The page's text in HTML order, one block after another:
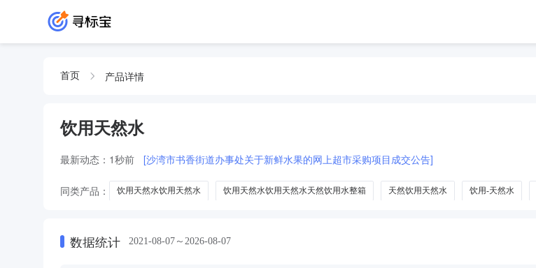
首页 产品详情
饮用天然水
最新动态： 1秒前 [沙湾市书香街道办事处关于新鲜水果的网上超市采购项目成交公告]
同类产品： 饮用天然水饮用天然水 饮用天然水饮用天然水天然饮用水整箱 天然饮用天然水 饮用-天然水
数据统计 2021-08-07～2026-08-07